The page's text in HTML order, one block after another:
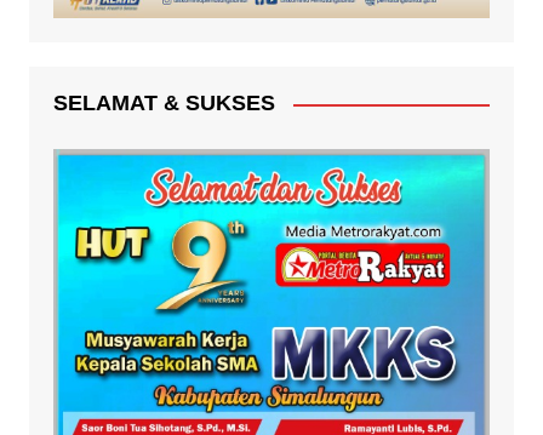
SELAMAT & SUKSES